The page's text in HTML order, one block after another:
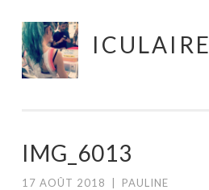
Aller
au
contenu
ICULAIRE
IMG_6013
17 AOÛT 2018 PAULINE